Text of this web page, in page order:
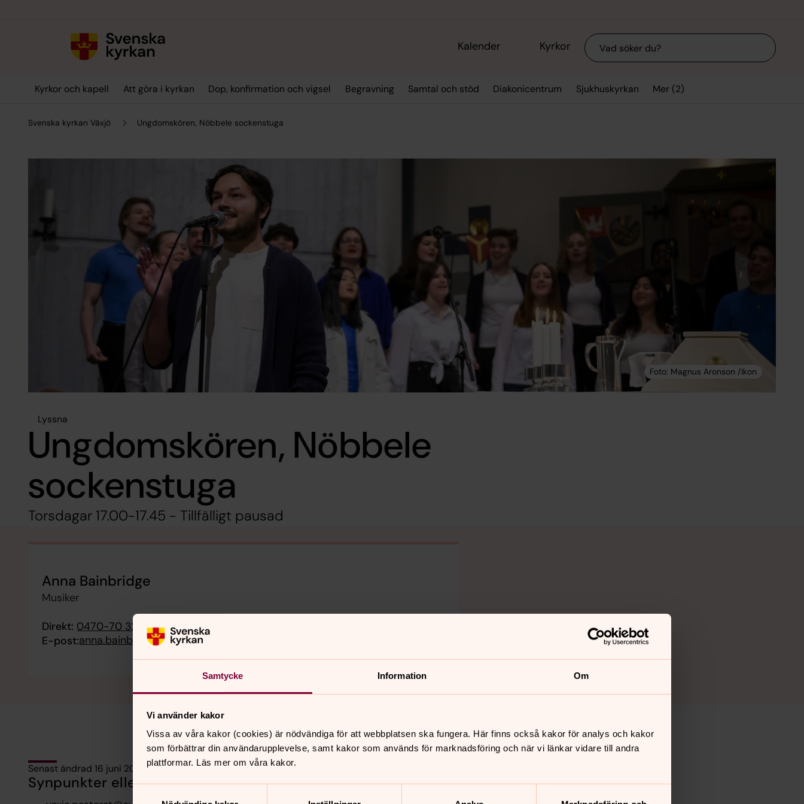
Samtycke Information Om
Vi använder kakor
Vissa av våra kakor (cookies) är nödvändiga för att webbplatsen ska fungera. Här finns också kakor för analys och kakor
som förbättrar din användarupplevelse, samt kakor som används för marknadsföring och när vi länkar vidare till andra
plattformar. Läs mer om våra kakor.
Samtyckesval
Kalender Kyrkor Sök
Kyrkor och kapell Att göra i kyrkan Dop, konfirmation och vigsel Begravning Samtal och stöd Diakonicentrum Sjukhuskyrkan Mer (2)
Svenska kyrkan Växjö Ungdomskören, Nöbbele sockenstuga
Lyssna
Ungdomskören, Nöbbele
sockenstuga
Torsdagar 17.00-17.45 - Tillfälligt pausad
Anna Bainbridge
Musiker
Direkt: 0470-70 32 37Växel: 0470-70 48 00
E-post:anna.bainbridge@svenskakyrkan.se
Senast ändrad 16 juni 2026
Synpunkter eller frågor på sidans innehåll?